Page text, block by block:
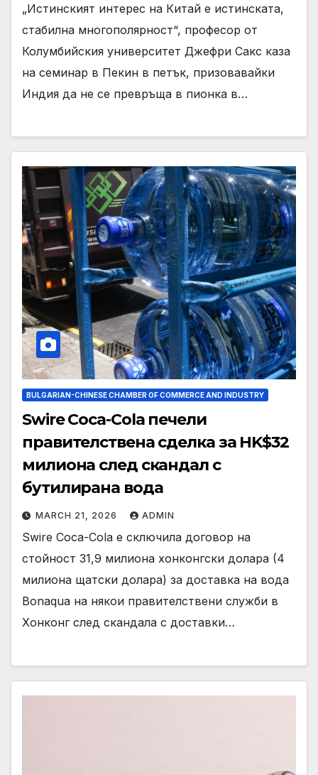
„Истинският интерес на Китай е истинската,
стабилна многополярност“, професор от
Колумбийския университет Джефри Сакс каза
на семинар в Пекин в петък, призовавайки
Индия да не се превръща в пионка в…
BULGARIAN-CHINESE CHAMBER OF COMMERCE AND INDUSTRY
Swire Coca-Cola печели
правителствена сделка за HK$32
милиона след скандал с
бутилирана вода
MARCH 21, 2026 ADMIN
Swire Coca-Cola е сключила договор на
стойност 31,9 милиона хонконгски долара (4
милиона щатски долара) за доставка на вода
Bonaqua на някои правителствени служби в
Хонконг след скандала с доставки…